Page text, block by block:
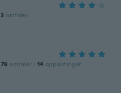
3 omtaler
79 omtaler · 14 opplastinger